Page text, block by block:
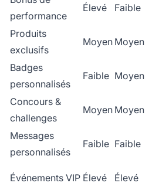
performance
Élevé Faible
Produits
exclusifs
Moyen Moyen
Badges
personnalisés
Faible Moyen
Concours &
challenges
Moyen Moyen
Messages
personnalisés
Faible Faible
Événements VIP Élevé Élevé